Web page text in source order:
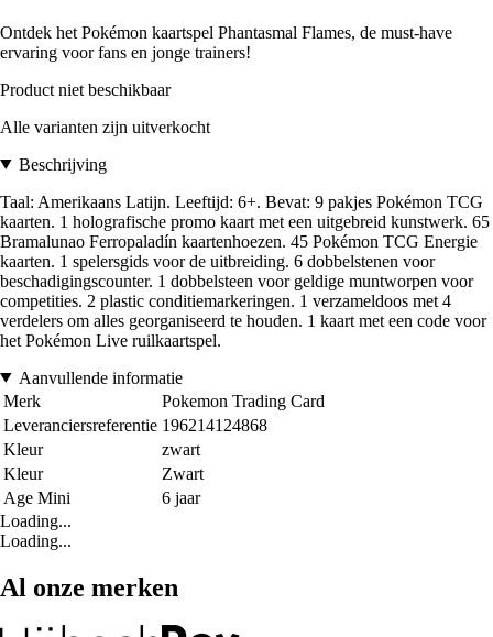
Ontdek het Pokémon kaartspel Phantasmal Flames, de must-have
ervaring voor fans en jonge trainers!
Product niet beschikbaar
Alle varianten zijn uitverkocht
Beschrijving
Taal: Amerikaans Latijn. Leeftijd: 6+. Bevat: 9 pakjes Pokémon TCG
kaarten. 1 holografische promo kaart met een uitgebreid kunstwerk. 65
Bramalunao Ferropaladín kaartenhoezen. 45 Pokémon TCG Energie
kaarten. 1 spelersgids voor de uitbreiding. 6 dobbelstenen voor
beschadigingscounter. 1 dobbelsteen voor geldige muntworpen voor
competities. 2 plastic conditiemarkeringen. 1 verzameldoos met 4
verdelers om alles georganiseerd te houden. 1 kaart met een code voor
het Pokémon Live ruilkaartspel.
Aanvullende informatie
Merk
Pokemon Trading Card
Leveranciersreferentie 196214124868
Kleur
zwart
Kleur
Zwart
Age Mini
6 jaar
Loading...
Loading...
Al onze merken